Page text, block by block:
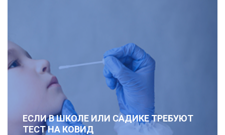
ЕСЛИ В ШКОЛЕ ИЛИ САДИКЕ ТРЕБУЮТ
ТЕСТ НА КОВИД